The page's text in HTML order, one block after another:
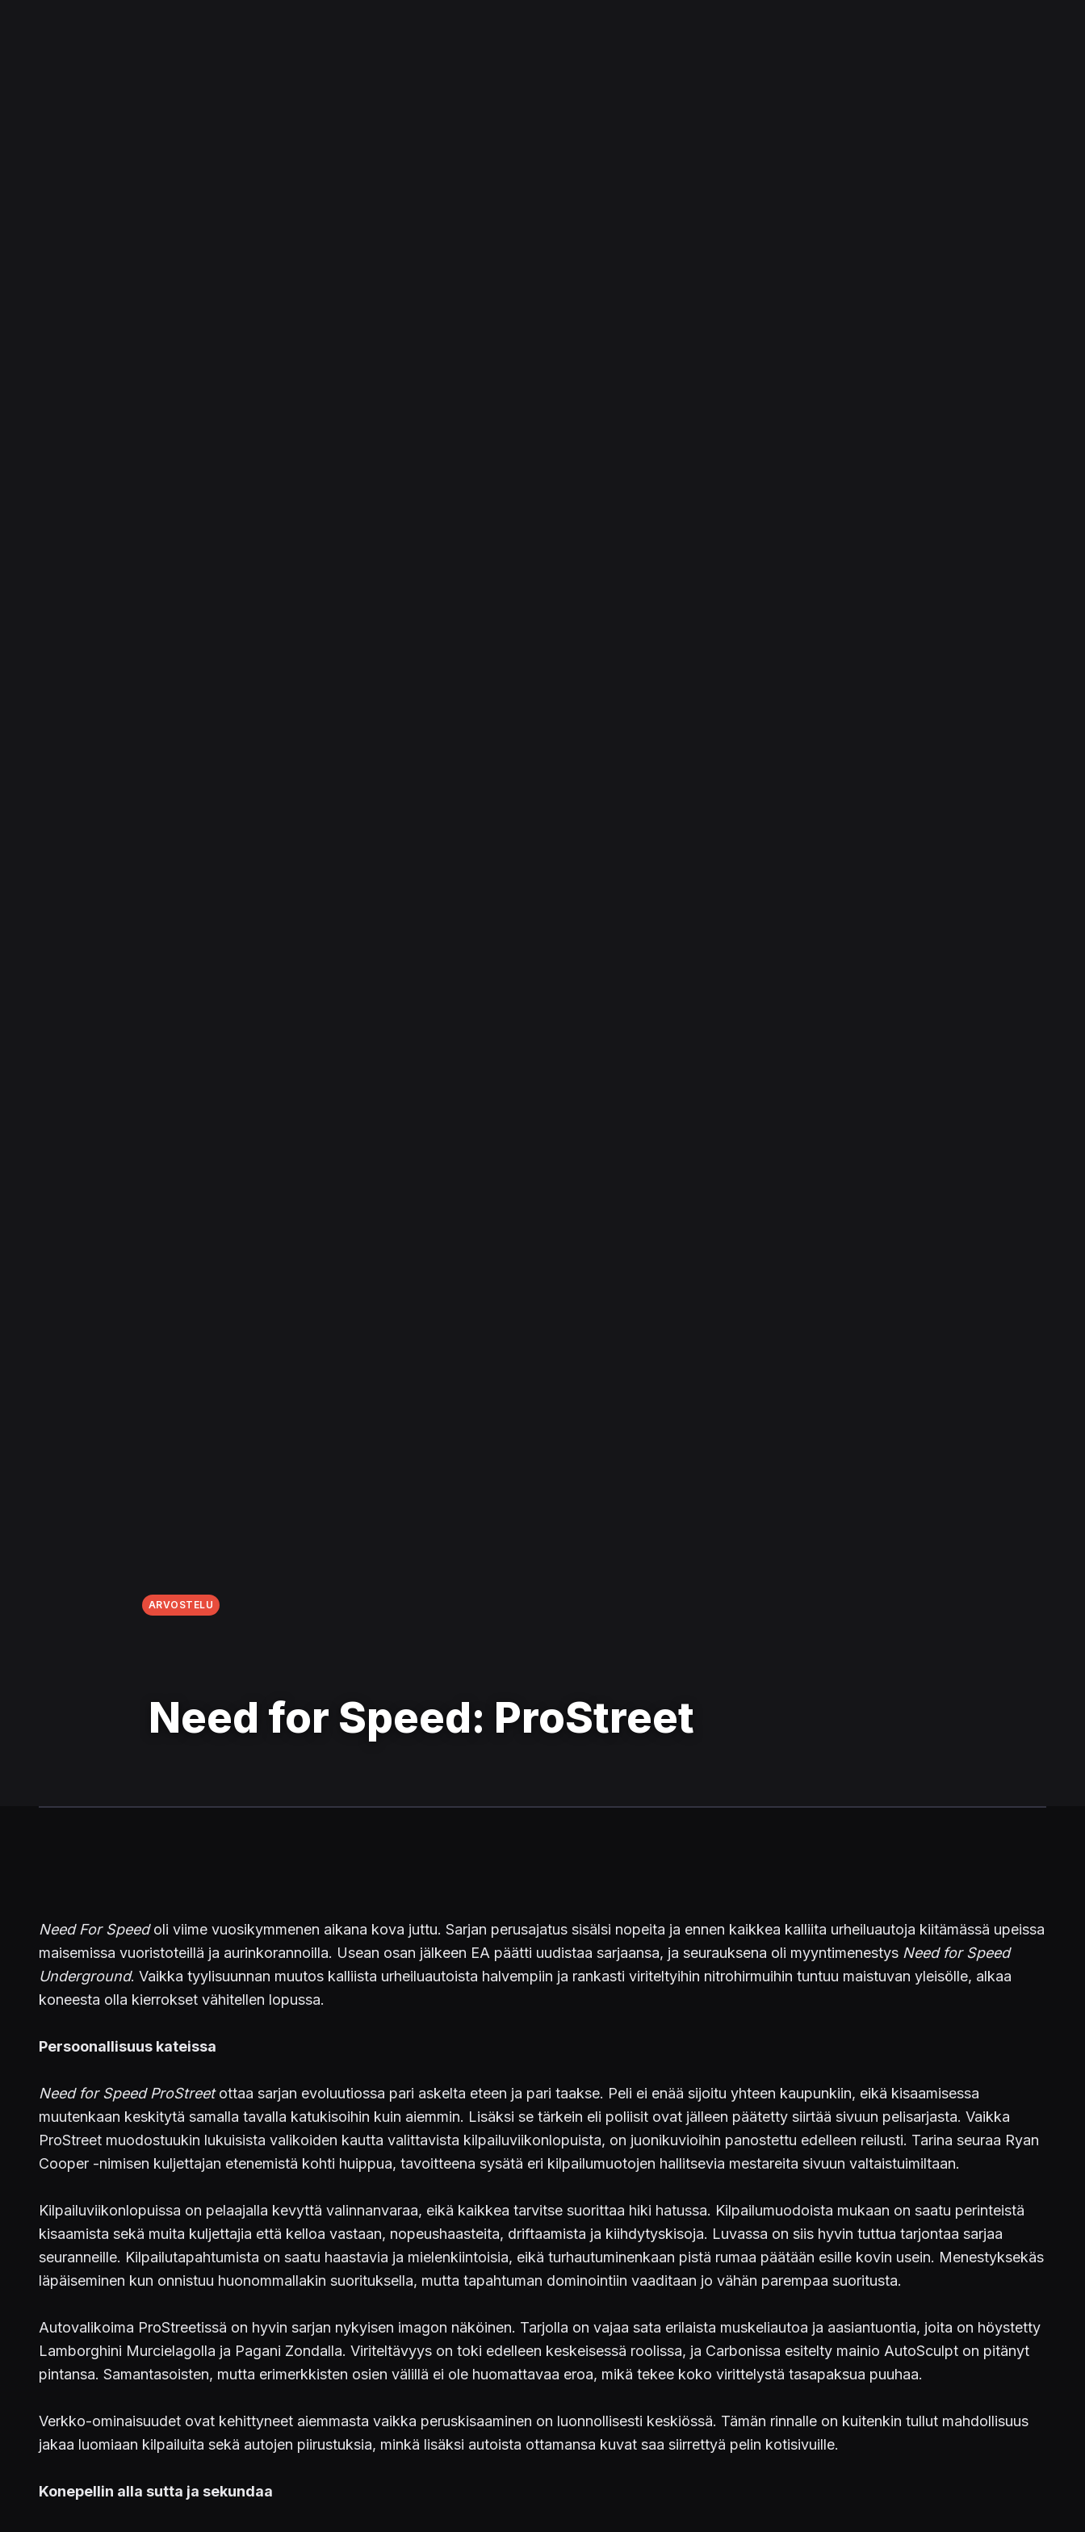
ARVOSTELU
Need for Speed: ProStreet
Need For Speedoli viime vuosikymmenen aikana kova juttu. Sarjan perusajatus sisälsi nopeita ja ennen kaikkea kalliita urheiluautoja kiitämässä upeissa
maisemissa vuoristoteillä ja aurinkorannoilla. Usean osan jälkeen EA päätti uudistaa sarjaansa, ja seurauksena oli myyntimenestys Need for Speed
Underground. Vaikka tyylisuunnan muutos kalliista urheiluautoista halvempiin ja rankasti viriteltyihin nitrohirmuihin tuntuu maistuvan yleisölle, alkaa
koneesta olla kierrokset vähitellen lopussa.
Persoonallisuus kateissa
Need for Speed ProStreetottaa sarjan evoluutiossa pari askelta eteen ja pari taakse. Peli ei enää sijoitu yhteen kaupunkiin, eikä kisaamisessa
muutenkaan keskitytä samalla tavalla katukisoihin kuin aiemmin. Lisäksi se tärkein eli poliisit ovat jälleen päätetty siirtää sivuun pelisarjasta. Vaikka
ProStreet muodostuukin lukuisista valikoiden kautta valittavista kilpailuviikonlopuista, on juonikuvioihin panostettu edelleen reilusti. Tarina seuraa Ryan
Cooper -nimisen kuljettajan etenemistä kohti huippua, tavoitteena sysätä eri kilpailumuotojen hallitsevia mestareita sivuun valtaistuimiltaan.
Kilpailuviikonlopuissa on pelaajalla kevyttä valinnanvaraa, eikä kaikkea tarvitse suorittaa hiki hatussa. Kilpailumuodoista mukaan on saatu perinteistä
kisaamista sekä muita kuljettajia että kelloa vastaan, nopeushaasteita, driftaamista ja kiihdytyskisoja. Luvassa on siis hyvin tuttua tarjontaa sarjaa
seuranneille. Kilpailutapahtumista on saatu haastavia ja mielenkiintoisia, eikä turhautuminenkaan pistä rumaa päätään esille kovin usein. Menestyksekäs
läpäiseminen kun onnistuu huonommallakin suorituksella, mutta tapahtuman dominointiin vaaditaan jo vähän parempaa suoritusta.
Autovalikoima ProStreetissä on hyvin sarjan nykyisen imagon näköinen. Tarjolla on vajaa sata erilaista muskeliautoa ja aasiantuontia, joita on höystetty
Lamborghini Murcielagolla ja Pagani Zondalla. Viriteltävyys on toki edelleen keskeisessä roolissa, ja Carbonissa esitelty mainio AutoSculpt on pitänyt
pintansa. Samantasoisten, mutta erimerkkisten osien välillä ei ole huomattavaa eroa, mikä tekee koko virittelystä tasapaksua puuhaa.
Verkko-ominaisuudet ovat kehittyneet aiemmasta vaikka peruskisaaminen on luonnollisesti keskiössä. Tämän rinnalle on kuitenkin tullut mahdollisuus
jakaa luomiaan kilpailuita sekä autojen piirustuksia, minkä lisäksi autoista ottamansa kuvat saa siirrettyä pelin kotisivuille.
Konepellin alla sutta ja sekundaa